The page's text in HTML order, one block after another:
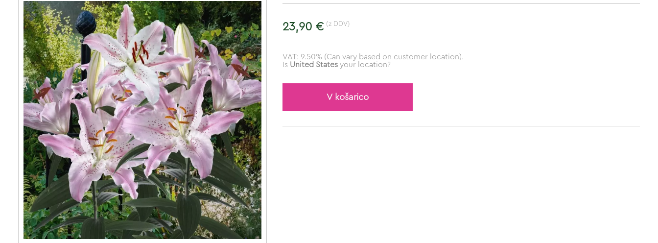
23,90 € (z DDV)
VAT: 9.50% (Can vary based on customer location).
Is United States your location?
V košarico